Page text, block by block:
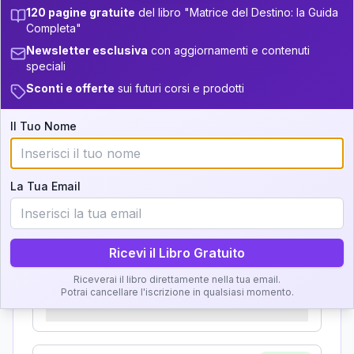
13.5-14 +4 4
18.5-19 +4 15
33.5-34
34-36
37.5-38.5
38.5-39
Zone della Matrice:
Analisi, Significato e
GRATIS
Zona del Ritratto
Karma Genitore-Figlio
120 pagine gratuite del libro "Matrice del Destino: la Guida
Completa"
Newsletter esclusiva con aggiornamenti e contenuti
speciali
Sconti e offerte sui futuri corsi e prodotti
Il Tuo Nome
La Tua Email
Ricevi il Libro Gratuito
Riceverai il libro direttamente nella tua email.
Potrai cancellare l'iscrizione in qualsiasi momento.